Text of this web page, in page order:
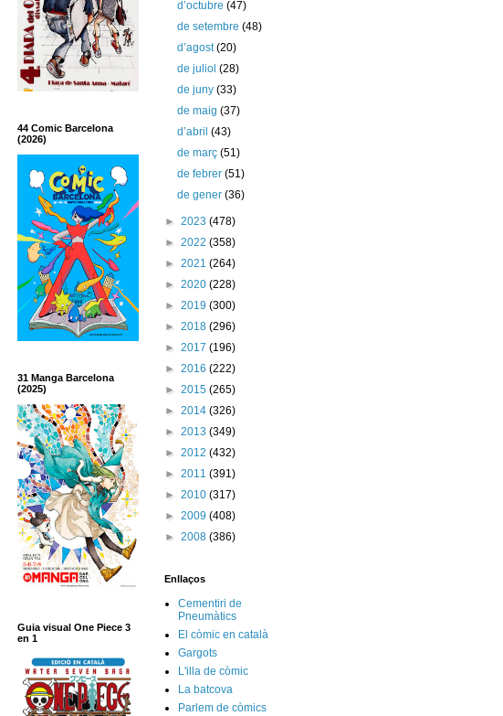
44 Comic Barcelona
(2026)
31 Manga Barcelona
(2025)
Guia visual One Piece 3
en 1
d’octubre(47)
de setembre(48)
d’agost(20)
de juliol(28)
de juny(33)
de maig(37)
d’abril(43)
de març(51)
de febrer(51)
de gener(36)
► 2023 (478)
► 2022 (358)
► 2021 (264)
► 2020 (228)
► 2019 (300)
► 2018 (296)
► 2017 (196)
► 2016 (222)
► 2015 (265)
► 2014 (326)
► 2013 (349)
► 2012 (432)
► 2011 (391)
► 2010 (317)
► 2009 (408)
► 2008 (386)
Enllaços
Cementiri de
Pneumàtics
El còmic en català
Gargots
L'illa de còmic
La batcova
Parlem de còmics